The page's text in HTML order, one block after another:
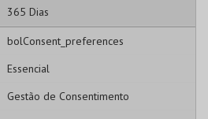
365 Dias
bolConsent_preferences
Essencial
Gestão de Consentimento